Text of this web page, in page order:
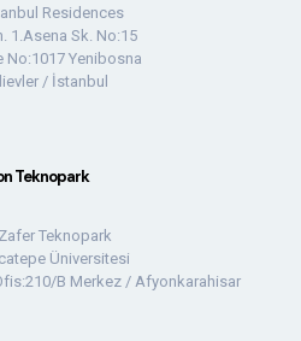
Residences
1.Asena Sk. No:15
No:1017 Yenibosna
/ İstanbul
Teknopark
Teknopark
Üniversitesi
B Merkez / Afyonkarahisar